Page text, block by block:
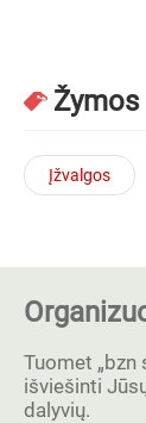
Žymos
Įžvalgos
Tuomet
išviešinti
dalyvių.